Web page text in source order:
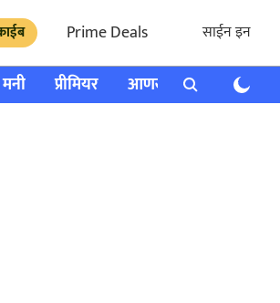
Prime Deals साईन इन
प्रीमियर आणखी राशी भविष्य